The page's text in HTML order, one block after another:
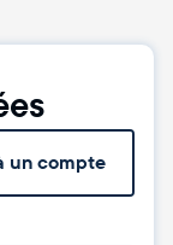
un compte